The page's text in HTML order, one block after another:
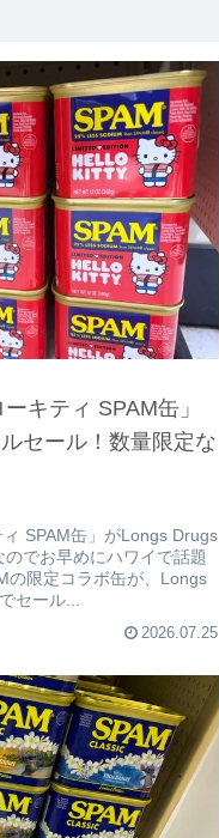
キティ SPAM缶」
セール！数量限定な
ィ SPAM缶」がLongs Drugs
でお早めにハワイで話題
の限定コラボ缶が、Longs
セール...
2026.07.25